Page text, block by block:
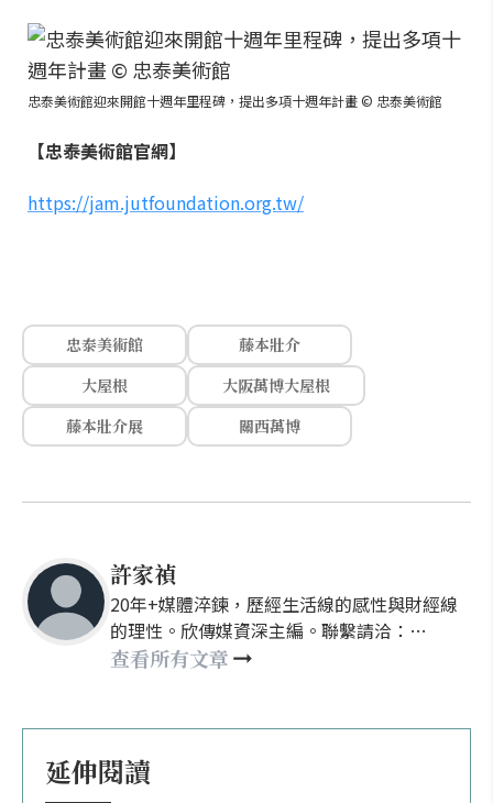
忠泰美術館迎來開館十週年里程碑，提出多項十週年計畫 © 忠泰美術館
【忠泰美術館官網】
https://jam.jutfoundation.org.tw/
忠泰美術館
藤本壯介
大屋根
大阪萬博大屋根
藤本壯介展
關西萬博
許家禎
20年+媒體淬鍊，歷經生活線的感性與財經線
的理性。欣傳媒資深主編。聯繫請洽：
nellyhsu@xinmedia.com
查看所有文章
延伸閱讀